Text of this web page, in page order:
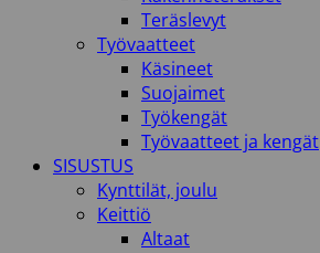
Teräslevyt
Työvaatteet
Käsineet
Suojaimet
Työkengät
Työvaatteet ja kengät
SISUSTUS
Kynttilät, joulu
Keittiö
Altaat